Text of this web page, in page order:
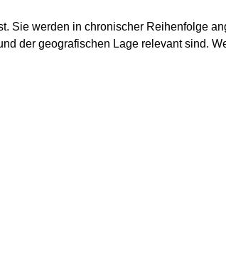
Sie werden in chronischer Reihenfolge
der geografischen Lage relevant sind.